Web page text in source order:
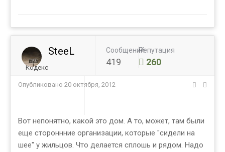
SteeL
Кодекс
Сообщений
419
Репутация
260
Опубликовано 20 октября, 2012
Вот непонятно, какой это дом. А то, может, там были
еще стороннние организации, которые "сидели на
шее" у жильцов. Что делается сплошь и рядом. Надо